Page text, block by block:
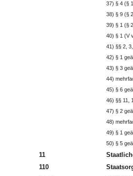
37) § 4 (§
38) § 9 (§
39) § 1 (§
40) § 1 (V
41) §§ 2,
42) § 1
43) § 3
44)
45) § 6
46) §§ 11,
47) § 2
48)
49) § 1
50) § 5
11
110